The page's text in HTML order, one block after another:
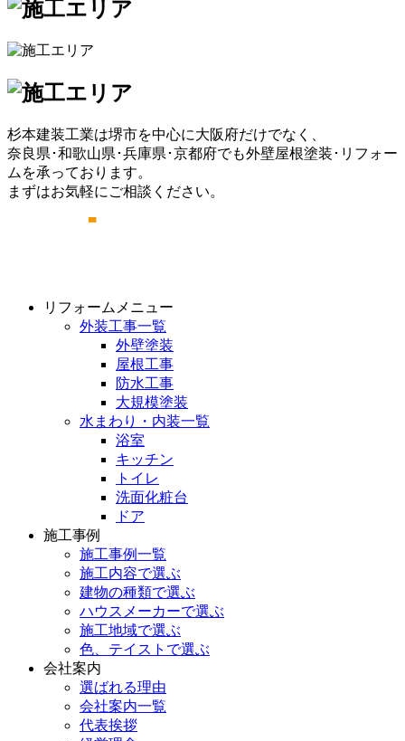
杉本建装工業は堺市を中心に大阪府だけでなく、
奈良県･和歌山県･兵庫県･京都府でも外壁屋根塗装･リフォー
ムを承っております。
まずはお気軽にご相談ください。
リフォームメニュー
外装工事一覧
外壁塗装
屋根工事
防水工事
大規模塗装
水まわり・内装一覧
浴室
キッチン
トイレ
洗面化粧台
ドア
施工事例
施工事例一覧
施工内容で選ぶ
建物の種類で選ぶ
ハウスメーカーで選ぶ
施工地域で選ぶ
色、テイストで選ぶ
会社案内
選ばれる理由
会社案内一覧
代表挨拶